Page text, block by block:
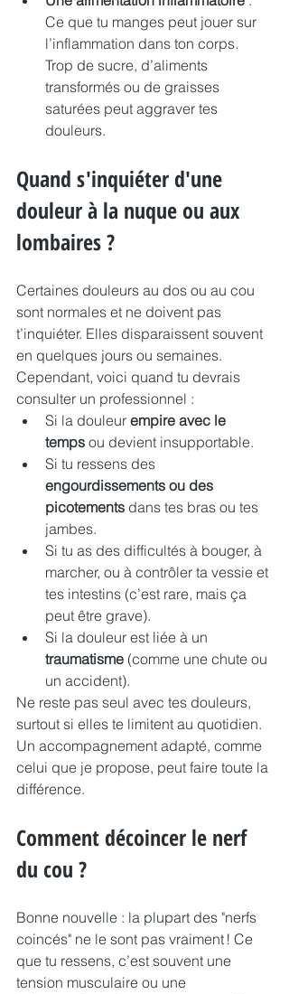
Ce que tu manges peut jouer sur
l’inflammation dans ton corps.
Trop de sucre, d’aliments
transformés ou de graisses
saturées peut aggraver tes
douleurs.
Quand s'inquiéter d'une
douleur à la nuque ou aux
lombaires ?
Certaines douleurs au dos ou au cou
sont normales et ne doivent pas
t’inquiéter. Elles disparaissent souvent
en quelques jours ou semaines.
Cependant, voici quand tu devrais
consulter un professionnel :
Si la douleur empire avec le
temps ou devient insupportable.
Si tu ressens des
engourdissements ou des
picotements dans tes bras ou tes
jambes.
Si tu as des difficultés à bouger, à
marcher, ou à contrôler ta vessie et
tes intestins (c’est rare, mais ça
peut être grave).
Si la douleur est liée à un
traumatisme (comme une chute ou
un accident).
Ne reste pas seul avec tes douleurs,
surtout si elles te limitent au quotidien.
Un accompagnement adapté, comme
celui que je propose, peut faire toute la
différence.
Comment décoincer le nerf
du cou ?
Bonne nouvelle : la plupart des "nerfs
coincés" ne le sont pas vraiment ! Ce
que tu ressens, c’est souvent une
tension musculaire ou une